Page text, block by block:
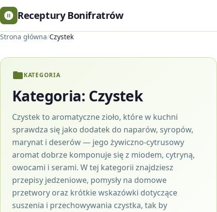
Receptury Bonifratrów
Strona główna/Czystek
KATEGORIA
Kategoria: Czystek
Czystek to aromatyczne zioło, które w kuchni
sprawdza się jako dodatek do naparów, syropów,
marynat i deserów — jego żywiczno-cytrusowy
aromat dobrze komponuje się z miodem, cytryną,
owocami i serami. W tej kategorii znajdziesz
przepisy jedzeniowe, pomysły na domowe
przetwory oraz krótkie wskazówki dotyczące
suszenia i przechowywania czystka, tak by